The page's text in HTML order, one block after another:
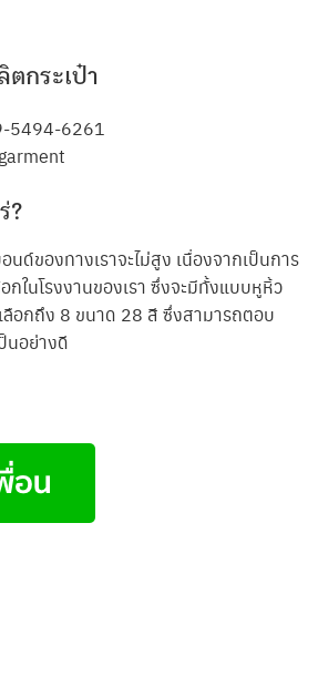
กระเป๋า
5494-6261
?
นด์ของทางเราจะไม่สูง เนื่องจากเป็นการ
ในโรงงานของเรา ซึ่งจะมีทั้งแบบหูหิ้ว
เลือกถึง 8 ขนาด 28 สี ซึ่งสามารถตอบ
นอย่างดี